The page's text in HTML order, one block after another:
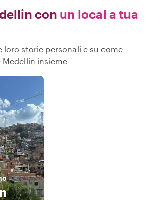
con un local a tua
loro storie personali e su come
insieme